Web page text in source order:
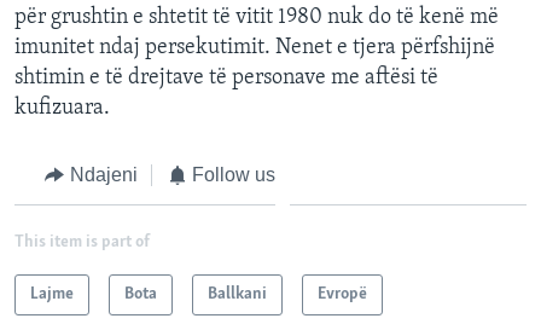
për grushtin e shtetit të vitit 1980 nuk do të kenë më
imunitet ndaj persekutimit. Nenet e tjera përfshijnë
shtimin e të drejtave të personave me aftësi të
kufizuara.
Ndajeni Follow us
This item is part of
Lajme Bota Ballkani Evropë